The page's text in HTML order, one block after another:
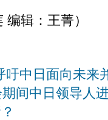
编辑：王菁）
吁中日面向未来
间中日领导人